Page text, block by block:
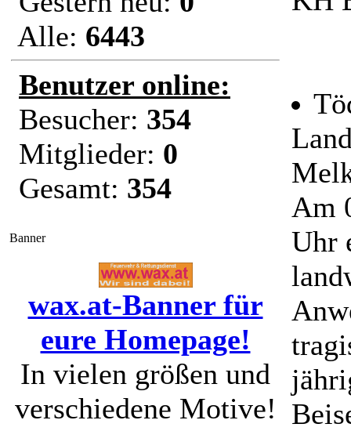
Alle: 6443
Benutzer online:
Besucher: 354
Mitglieder: 0
Gesamt: 354
Banner
wax.at-Banner für
eure Homepage!
In vielen größen und
verschiedene Motive!
Am
Uhr